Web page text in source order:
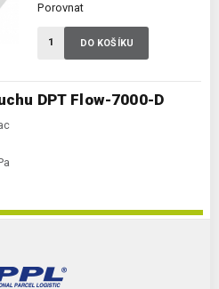
DPT Flow-7000-D
Porovnat
DO KOŠÍKU